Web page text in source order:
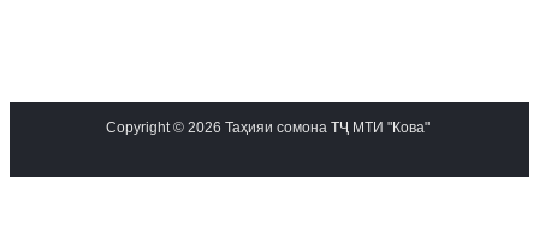
Copyright © 2026 Таҳияи сомона ТҶ МТИ "Кова"